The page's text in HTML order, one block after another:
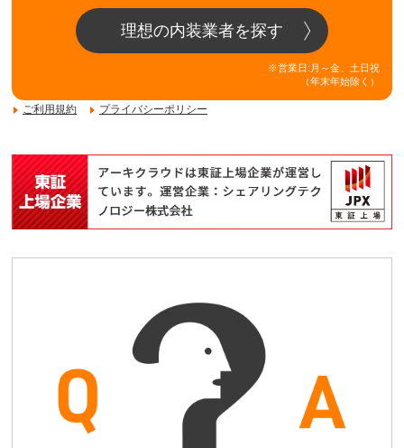
理想の内装業者を探す
※営業日:月～金、土日祝
（年末年始除く）
ご利用規約 プライバシーポリシー